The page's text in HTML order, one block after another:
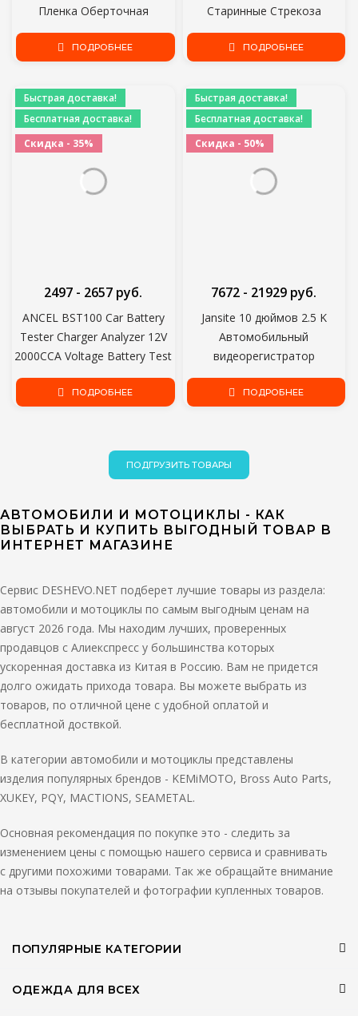
Пленка Оберточная
Войлочная Ракель Резак
Монтажный Набор
ПОДРОБНЕЕ
Старинные Стрекоза
Стимпанк Солнцезащитные
очки Мужчины Бескаркасные
Линзы Очки 2021
ПОДРОБНЕЕ
Быстрая доставка!
Бесплатная доставка!
Скидка - 35%
ANCEL BST100 Car Battery
Tester Charger Analyzer 12V
2000CCA Voltage Battery Test
Car Battery Tester Charging
Cricut Load Tools
2497 - 2657 руб.
ПОДРОБНЕЕ
Быстрая доставка!
Бесплатная доставка!
Скидка - 50%
Jansite 10 дюймов 2.5 K
Автомобильный
видеорегистратор
Сенсорный экран Stream
Media Двойной объектив
Передняя и задняя камеры
7672 - 21929 руб.
ПОДРОБНЕЕ
ПОДГРУЗИТЬ ТОВАРЫ
АВТОМОБИЛИ И МОТОЦИКЛЫ - КАК
ВЫБРАТЬ И КУПИТЬ ВЫГОДНЫЙ ТОВАР В
ИНТЕРНЕТ МАГАЗИНЕ
Сервис DESHEVO.NET подберет лучшие товары из раздела:
автомобили и мотоциклы по самым выгодным ценам на
август 2026 года. Мы находим лучших, проверенных
продавцов с Алиекспресс у большинства которых
ускоренная доставка из Китая в Россию. Вам не придется
долго ожидать прихода товара. Вы можете выбрать из
товаров, по отличной цене с удобной оплатой и
бесплатной доствкой.
В категории автомобили и мотоциклы представлены
изделия популярных брендов - KEMiMOTO, Bross Auto Parts,
XUKEY, PQY, MACTIONS, SEAMETAL.
Основная рекомендация по покупке это - следить за
изменением цены с помощью нашего сервиса и сравнивать
с другими похожими товарами. Так же обращайте внимание
на отзывы покупателей и фотографии купленных товаров.
ПОПУЛЯРНЫЕ КАТЕГОРИИ
ОДЕЖДА ДЛЯ ВСЕХ